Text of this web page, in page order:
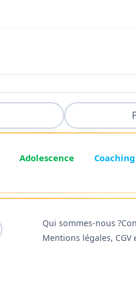
Adolescence
Qui sommes-nous ?
Mentions légales,